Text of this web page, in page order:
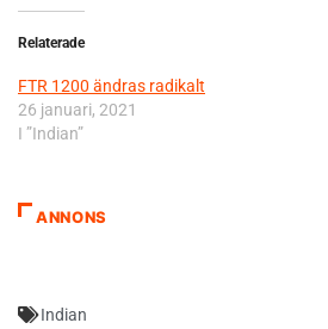
Relaterade
FTR 1200 ändras radikalt
26 januari, 2021
I ”Indian”
ANNONS
Indian